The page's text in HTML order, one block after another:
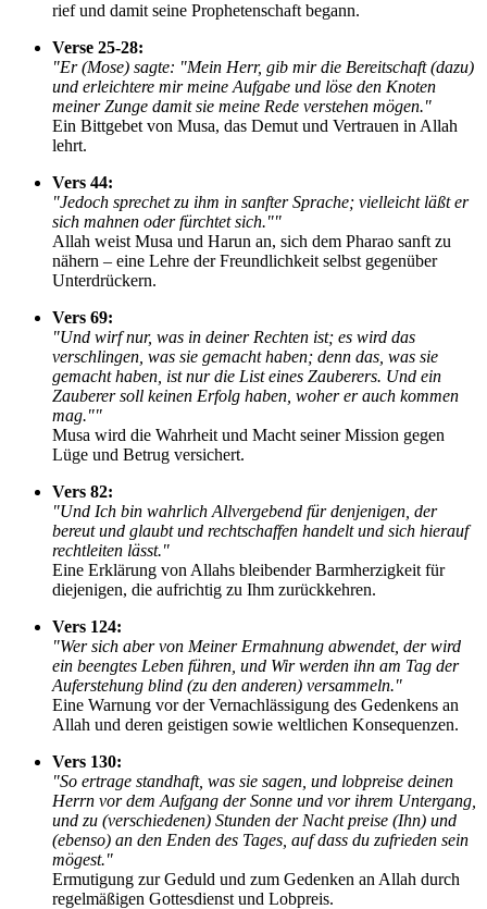
rief und damit seine Prophetenschaft begann.
Verse 25-28:
"Er (Mose) sagte: "Mein Herr, gib mir die Bereitschaft (dazu)
und erleichtere mir meine Aufgabe und löse den Knoten
meiner Zunge damit sie meine Rede verstehen mögen."
Ein Bittgebet von Musa, das Demut und Vertrauen in Allah
lehrt.
Vers 44:
"Jedoch sprechet zu ihm in sanfter Sprache; vielleicht läßt er
sich mahnen oder fürchtet sich.""
Allah weist Musa und Harun an, sich dem Pharao sanft zu
nähern – eine Lehre der Freundlichkeit selbst gegenüber
Unterdrückern.
Vers 69:
"Und wirf nur, was in deiner Rechten ist; es wird das
verschlingen, was sie gemacht haben; denn das, was sie
gemacht haben, ist nur die List eines Zauberers. Und ein
Zauberer soll keinen Erfolg haben, woher er auch kommen
mag.""
Musa wird die Wahrheit und Macht seiner Mission gegen
Lüge und Betrug versichert.
Vers 82:
"Und Ich bin wahrlich Allvergebend für denjenigen, der
bereut und glaubt und rechtschaffen handelt und sich hierauf
rechtleiten lässt."
Eine Erklärung von Allahs bleibender Barmherzigkeit für
diejenigen, die aufrichtig zu Ihm zurückkehren.
Vers 124:
"Wer sich aber von Meiner Ermahnung abwendet, der wird
ein beengtes Leben führen, und Wir werden ihn am Tag der
Auferstehung blind (zu den anderen) versammeln."
Eine Warnung vor der Vernachlässigung des Gedenkens an
Allah und deren geistigen sowie weltlichen Konsequenzen.
Vers 130:
"So ertrage standhaft, was sie sagen, und lobpreise deinen
Herrn vor dem Aufgang der Sonne und vor ihrem Untergang,
und zu (verschiedenen) Stunden der Nacht preise (Ihn) und
(ebenso) an den Enden des Tages, auf dass du zufrieden sein
mögest."
Ermutigung zur Geduld und zum Gedenken an Allah durch
regelmäßigen Gottesdienst und Lobpreis.